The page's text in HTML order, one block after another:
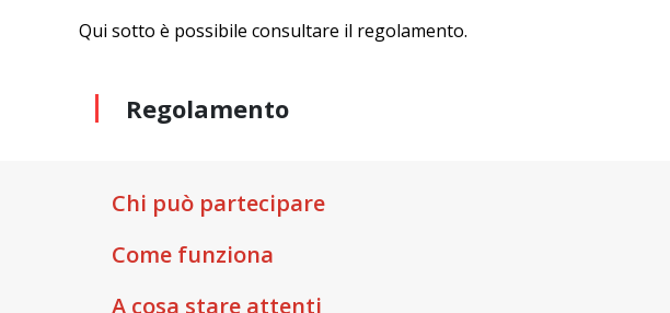
Qui sotto è possibile consultare il regolamento.
Regolamento
Chi può partecipare
Come funziona
A cosa stare attenti